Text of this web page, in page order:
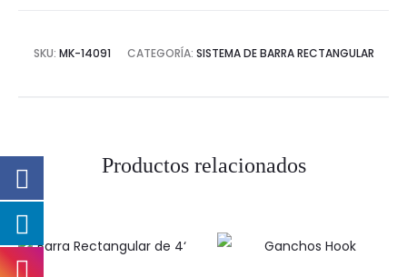
SKU: MK-14091 CATEGORÍA: SISTEMA DE BARRA RECTANGULAR
Productos relacionados